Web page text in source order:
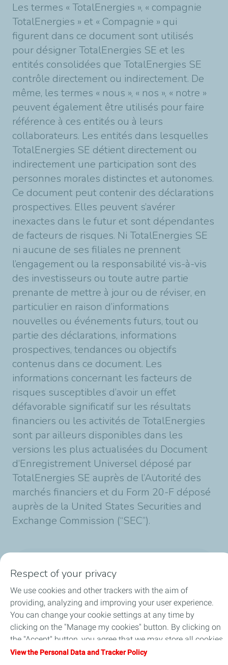
Les termes « TotalEnergies », « compagnie
TotalEnergies » et « Compagnie » qui
figurent dans ce document sont utilisés
pour désigner TotalEnergies SE et les
entités consolidées que TotalEnergies SE
contrôle directement ou indirectement. De
même, les termes « nous », « nos », « notre »
peuvent également être utilisés pour faire
référence à ces entités ou à leurs
collaborateurs. Les entités dans lesquelles
TotalEnergies SE détient directement ou
indirectement une participation sont des
personnes morales distinctes et autonomes.
Ce document peut contenir des déclarations
prospectives. Elles peuvent s’avérer
inexactes dans le futur et sont dépendantes
de facteurs de risques. Ni TotalEnergies SE
ni aucune de ses filiales ne prennent
l’engagement ou la responsabilité vis-à-vis
des investisseurs ou toute autre partie
prenante de mettre à jour ou de réviser, en
particulier en raison d’informations
nouvelles ou événements futurs, tout ou
partie des déclarations, informations
prospectives, tendances ou objectifs
contenus dans ce document. Les
informations concernant les facteurs de
risques susceptibles d’avoir un effet
défavorable significatif sur les résultats
financiers ou les activités de TotalEnergies
sont par ailleurs disponibles dans les
versions les plus actualisées du Document
d’Enregistrement Universel déposé par
TotalEnergies SE auprès de l’Autorité des
marchés financiers et du Form 20-F déposé
auprès de la United States Securities and
Exchange Commission (“SEC”).
1 min reading time
Respect of your privacy
We use cookies and other trackers with the aim of
providing, analyzing and improving your user experience.
You can change your cookie settings at any time by
clicking on the "Manage my cookies" button. By clicking on
the "Accept" button, you agree that we may store all cookies
on your device. If you click on "Decline", only the technical
View the Personal Data and Tracker Policy